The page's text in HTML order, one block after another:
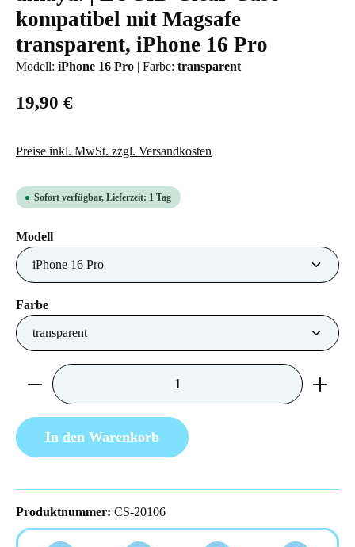
kompatibel mit Magsafe
transparent, iPhone 16 Pro
Modell: iPhone 16 Pro | Farbe: transparent
19,90 €
Preise inkl. MwSt. zzgl. Versandkosten
Sofort verfügbar, Lieferzeit: 1 Tag
Modellauswählen
Farbeauswählen
Produkt Anzahl: Gib den gewünschten Wert
In den Warenkorb
Produktnummer: CS-20106